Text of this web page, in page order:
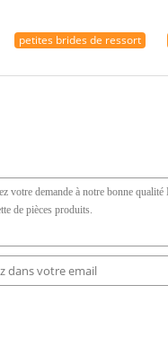
petites brides de ressort